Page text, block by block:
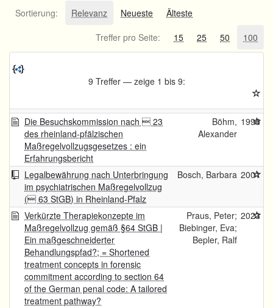
Sortierung: Relevanz Neueste
Älteste
Treffer pro Seite:
15 25 50 100
9 Treffer — zeige 1 bis 9:
Die Besuchskommission nach  23
des rheinland-pfälzischen
Maßregelvollzugsgesetzes : ein
Erfahrungsbericht
Böhm,
Alexander
1995
Legalbewährung nach Unterbringung
im psychiatrischen Maßregelvollzug
( 63 StGB) in Rheinland-Pfalz
Bosch, Barbara 2001
Verkürzte Therapiekonzepte im
Maßregelvollzug gemäß §64 StGB |
Ein maßgeschneiderter
Behandlungspfad?; = Shortened
treatment concepts in forensic
commitment according to section 64
of the German penal code: A tailored
treatment pathway?
Praus, Peter;
Biebinger, Eva;
Bepler, Ralf
2023